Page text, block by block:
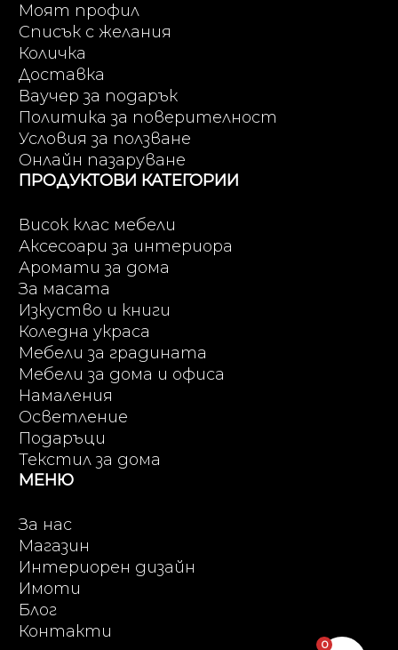
Моят профил
Списък с желания
Количка
Доставка
Ваучер за подарък
Политика за поверителност
Условия за ползване
Онлайн пазаруване
ПРОДУКТОВИ КАТЕГОРИИ
Висок клас мебели
Аксесоари за интериора
Аромати за дома
За масата
Изкуство и книги
Коледна украса
Мебели за градината
Мебели за дома и офиса
Намаления
Осветление
Подаръци
Текстил за дома
МЕНЮ
За нас
Магазин
Интериорен дизайн
Имоти
Блог
Контакти
0